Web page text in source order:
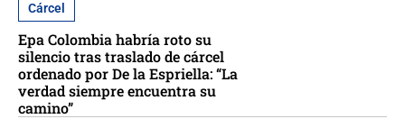
Cárcel
Epa Colombia habría roto su
silencio tras traslado de cárcel
ordenado por De la Espriella: “La
verdad siempre encuentra su
camino”